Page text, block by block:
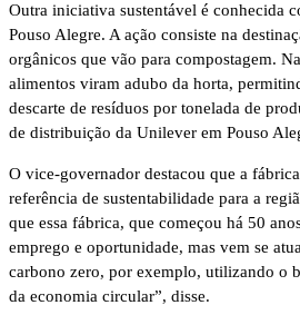
Outra iniciativa sustentável é conhecida
Pouso Alegre. A ação consiste na
orgânicos que vão para compostagem.
alimentos viram adubo da horta,
descarte de resíduos por tonelada de
de distribuição da Unilever em Pouso
O vice-governador destacou que a
referência de sustentabilidade para a
que essa fábrica, que começou há 50
emprego e oportunidade, mas vem se
carbono zero, por exemplo, utilizando o
da economia circular”, disse.